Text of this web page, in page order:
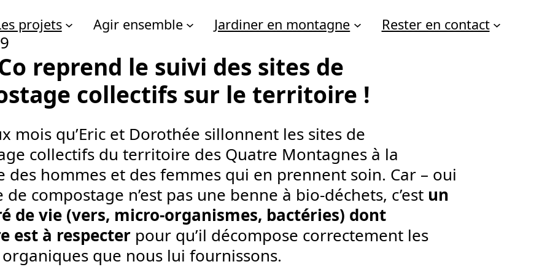
projets Agir ensemble Jardiner en montagne Rester en contact
reprend le suivi des sites de
collectifs sur le territoire !
mois qu’Eric et Dorothée sillonnent les sites de
collectifs du territoire des Quatre Montagnes à la
des hommes et des femmes qui en prennent soin. Car – oui
de compostage n’est pas une benne à bio-déchets, c’est un
de vie (vers, micro-organismes, bactéries) dont
est à respecter pour qu’il décompose correctement les
que nous lui fournissons.